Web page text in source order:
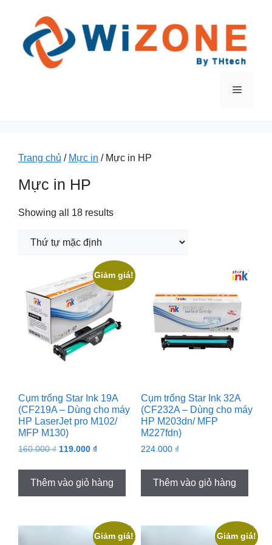
Menu
Trang chủ / Mực in / Mực in HP
Mực in HP
Showing all 18 results
Giảm giá!
Cụm trống Star Ink 19A
(CF219A – Dùng cho máy
HP LaserJet pro M102/
MFP M130)
160.000₫ Original
160.000 ₫.
119.000 ₫Current
119.000 ₫.
Thêm vào giỏ hàng
Cụm trống Star Ink 32A
(CF232A – Dùng cho máy
HP M203dn/ MFP
M227fdn)
224.000 ₫
Thêm vào giỏ hàng
Giảm giá! Giảm giá!